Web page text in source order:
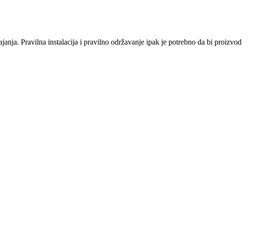
Pravilna instalacija i pravilno održavanje ipak je potrebno da bi proizvod